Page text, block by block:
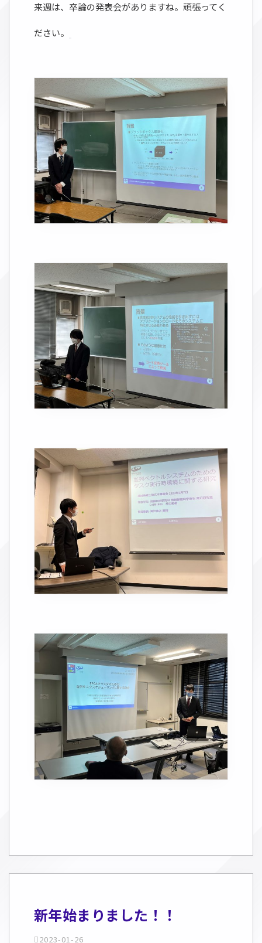
来週は、卒論の発表会がありますね。頑張ってく
ださい。
新年始まりました！！
2023-01-26